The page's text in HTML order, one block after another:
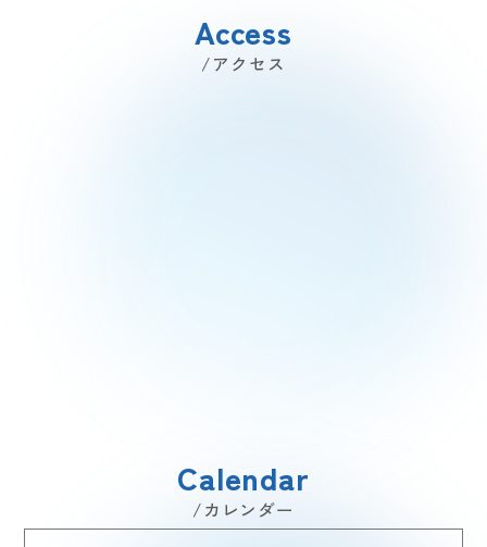
Access
/アクセス
Calendar
/カレンダー